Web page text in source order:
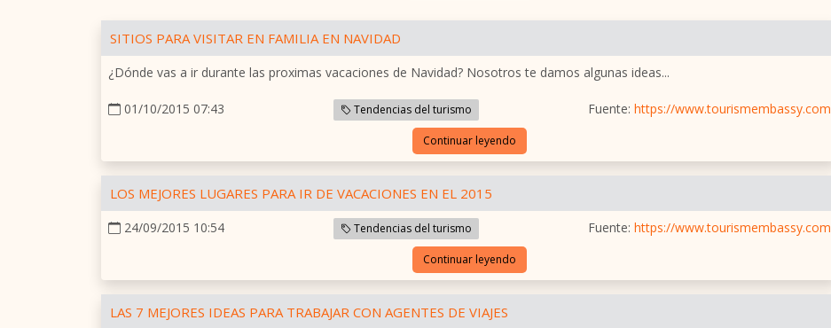
SITIOS PARA VISITAR EN FAMILIA EN NAVIDAD
¿Dónde vas a ir durante las proximas vacaciones de Navidad? Nosotros te damos algunas ideas...
01/10/2015 07:43 Tendencias del turismo Fuente: https://www.tourismembassy.com
Continuar leyendo
LOS MEJORES LUGARES PARA IR DE VACACIONES EN EL 2015
24/09/2015 10:54 Tendencias del turismo Fuente: https://www.tourismembassy.com
Continuar leyendo
LAS 7 MEJORES IDEAS PARA TRABAJAR CON AGENTES DE VIAJES